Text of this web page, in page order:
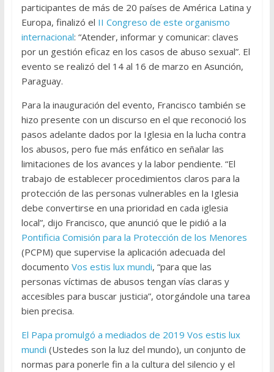
participantes de más de 20 países de América Latina y
Europa, finalizó el II Congreso de este organismo
internacional: “Atender, informar y comunicar: claves
por un gestión eficaz en los casos de abuso sexual”. El
evento se realizó del 14 al 16 de marzo en Asunción,
Paraguay.
Para la inauguración del evento, Francisco también se
hizo presente con un discurso en el que reconoció los
pasos adelante dados por la Iglesia en la lucha contra
los abusos, pero fue más enfático en señalar las
limitaciones de los avances y la labor pendiente. “El
trabajo de establecer procedimientos claros para la
protección de las personas vulnerables en la Iglesia
debe convertirse en una prioridad en cada iglesia
local”, dijo Francisco, que anunció que le pidió a la
Pontificia Comisión para la Protección de los Menores
(PCPM) que supervise la aplicación adecuada del
documento Vos estis lux mundi, “para que las
personas víctimas de abusos tengan vías claras y
accesibles para buscar justicia”, otorgándole una tarea
bien precisa.
El Papa promulgó a mediados de 2019 Vos estis lux
mundi (Ustedes son la luz del mundo), un conjunto de
normas para ponerle fin a la cultura del silencio y el